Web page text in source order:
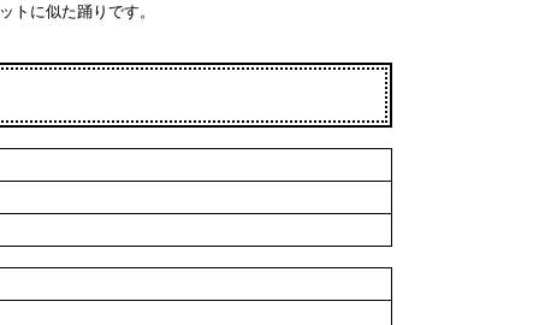
トに似た踊りです。